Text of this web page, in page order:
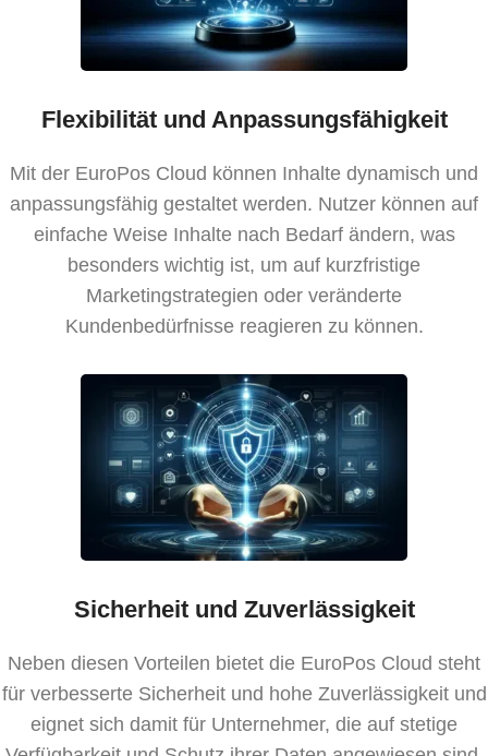
Flexibilität und Anpassungsfähigkeit
Mit der EuroPos Cloud können Inhalte dynamisch und
anpassungsfähig gestaltet werden. Nutzer können auf
einfache Weise Inhalte nach Bedarf ändern, was
besonders wichtig ist, um auf kurzfristige
Marketingstrategien oder veränderte
Kundenbedürfnisse reagieren zu können.
Sicherheit und Zuverlässigkeit
Neben diesen Vorteilen bietet die EuroPos Cloud steht
für verbesserte Sicherheit und hohe Zuverlässigkeit und
eignet sich damit für Unternehmer, die auf stetige